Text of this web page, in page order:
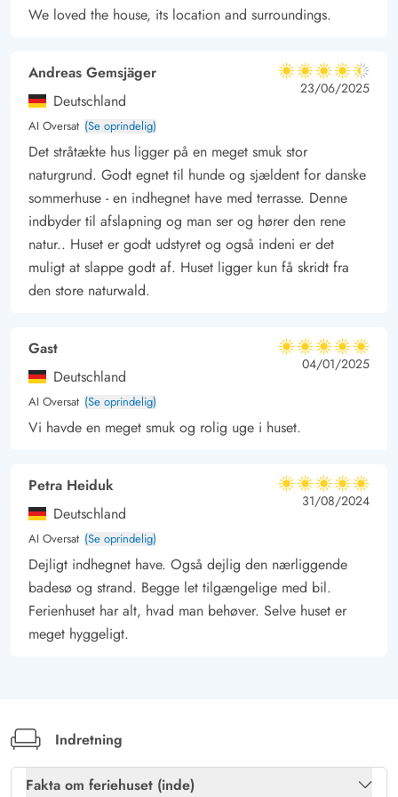
sammen med familien eller venner i rolige og naturskønne
We loved the house, its location and surroundings.
Andreas Gemsjäger
Deutschland
AI Oversat (Se oprindelig)
4.5 ud af 5
4.5 ud af 5
4.5 out of 5
23/06/2025
Det stråtækte hus ligger på en meget smuk stor
naturgrund. Godt egnet til hunde og sjældent for danske
sommerhuse - en indhegnet have med terrasse. Denne
indbyder til afslapning og man ser og hører den rene
natur.. Huset er godt udstyret og også indeni er det
muligt at slappe godt af. Huset ligger kun få skridt fra
den store naturwald.
Gast
Deutschland
AI Oversat (Se oprindelig)
5 ud af 5
5 ud af 5
5 out of 5
04/01/2025
Vi havde en meget smuk og rolig uge i huset.
Petra Heiduk
Deutschland
AI Oversat (Se oprindelig)
5 ud af 5
5 ud af 5
5 out of 5
31/08/2024
Dejligt indhegnet have. Også dejlig den nærliggende
badesø og strand. Begge let tilgængelige med bil.
Ferienhuset har alt, hvad man behøver. Selve huset er
meget hyggeligt.
Indretning
Fakta om feriehuset (inde)